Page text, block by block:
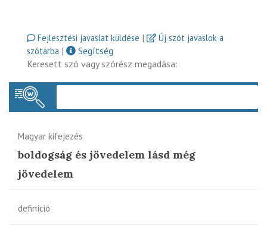
Fejlesztési javaslat küldése |
Új szót javaslok a
szótárba |
Segítség
Keresett szó vagy szórész megadása:
Magyar kifejezés
boldogság és jövedelem lásd még
jövedelem
definíció